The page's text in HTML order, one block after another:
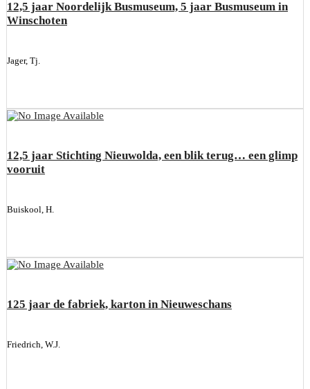
12,5 jaar Noordelijk Busmuseum, 5 jaar Busmuseum in
Winschoten
Jager, Tj.
12,5 jaar Stichting Nieuwolda, een blik terug… een glimp
vooruit
Buiskool, H.
125 jaar de fabriek, karton in Nieuweschans
Friedrich, W.J.